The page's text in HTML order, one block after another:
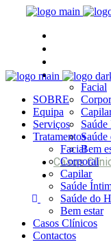
Facial
Bem
Casos
Contactos
SOBRE
Equipa
Serviços
Tratamentos
Facial
Corporal
Capilar
Saúde
Saúde do
Bem estar
Casos Clínicos
Contactos